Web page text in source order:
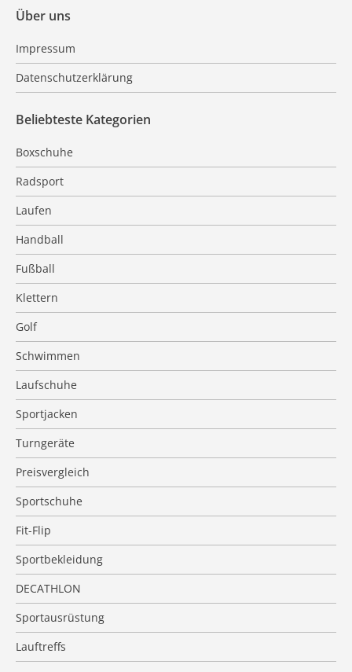
Über uns
Impressum
Datenschutzerklärung
Beliebteste Kategorien
Boxschuhe
Radsport
Laufen
Handball
Fußball
Klettern
Golf
Schwimmen
Laufschuhe
Sportjacken
Turngeräte
Preisvergleich
Sportschuhe
Fit-Flip
Sportbekleidung
DECATHLON
Sportausrüstung
Lauftreffs